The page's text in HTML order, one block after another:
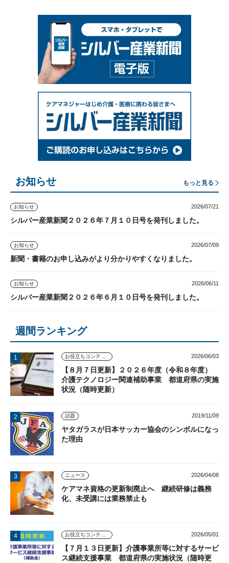
お知らせ もっと見る
お知らせ 2026/07/21
シルバー産業新聞２０２６年７月１０日号を発刊しました。
お知らせ 2026/07/09
新聞・書籍のお申し込みがより分かりやすくなりました。
お知らせ 2026/06/11
シルバー産業新聞２０２６年６月１０日号を発刊しました。
週間ランキング
お役立ちコンテンツ 2026/06/03
【８月７日更新】２０２６年度（令和８年度）
介護テクノロジー関連補助事業 都道府県の実施
状況（随時更新）
話題 2019/11/09
ヤタガラスが日本サッカー協会のシンボルになっ
た理由
ニュース 2026/04/08
ケアマネ資格の更新制廃止へ 継続研修は義務
化、未受講には業務禁止も
お役立ちコンテンツ 2026/05/01
【７月１３日更新】介護事業所等に対するサービ
ス継続支援事業 都道府県の実施状況（随時更